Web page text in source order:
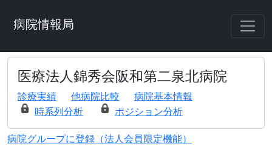
病院情報局
医療法人錦秀会阪和第二泉北病院
診療実績 他病院比較
病院基本情報
時系列分析
ポジション分析
病院グループに登録（法人会員限定機能）